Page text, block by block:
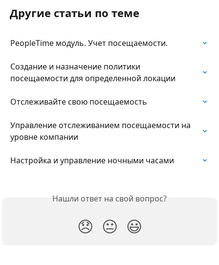
Другие статьи по теме
PeopleTime модуль. Учет посещаемости.
Создание и назначение политики
посещаемости для определенной локации
Отслеживайте свою посещаемость
Управление отслеживанием посещаемости на
уровне компании
Настройка и управление ночными часами
Нашли ответ на свой вопрос?
😞 😐 😃